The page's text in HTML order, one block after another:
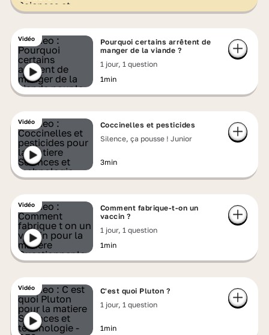
Vidéo
Pourquoi certains arrêtent de
manger de la viande ?
1 jour, 1 question
1min
Vidéo
Coccinelles et pesticides
Silence, ça pousse ! Junior
3min
Vidéo
Comment fabrique-t-on un
vaccin ?
1 jour, 1 question
1min
Vidéo
C'est quoi Pluton ?
1 jour, 1 question
1min